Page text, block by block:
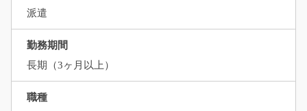
派遣
勤務期間
長期（3ヶ月以上）
職種